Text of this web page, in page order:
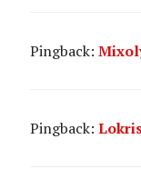
Pingback:
Pingback: